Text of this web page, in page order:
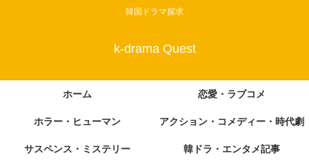
韓国ドラマ探求
k-drama Quest
ホーム 恋愛・ラブコメ
ホラー・ヒューマン アクション・コメディー・時代劇
サスペンス・ミステリー 韓ドラ・エンタメ記事